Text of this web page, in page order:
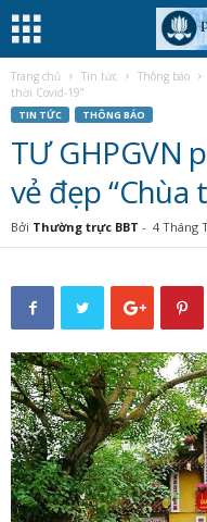
Trang chủ Tin tức Thông báo
thời Covid-19”
TIN TỨC THÔNG BÁO
TƯ GHPGVN
vẻ đẹp “Chùa
Bởi Thường trực BBT - 4 Tháng